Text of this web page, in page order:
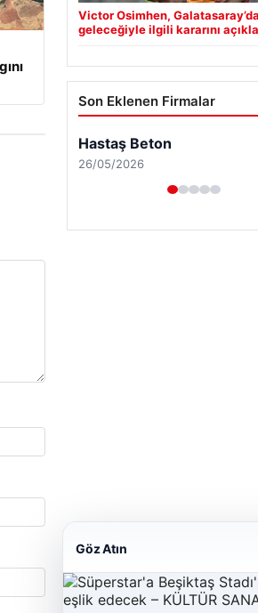
Victor Osimhen,
geleceğiyle ilgili kararını
Son Eklenen Firmalar
Göz Atın